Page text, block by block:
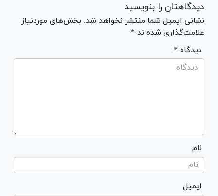
دیدگاهتان را بنویسید
نشانی ایمیل شما منتشر نخواهد شد. بخش‌های موردنیاز
علامت‌گذاری شده‌اند *
* دیدگاه
نام
ایمیل